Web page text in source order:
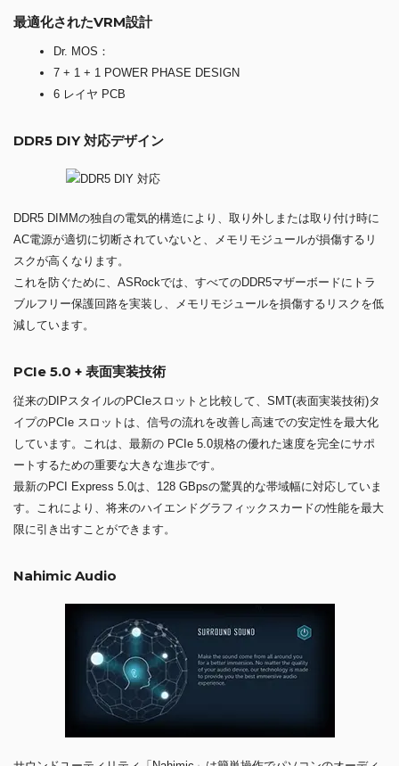
最適化されたVRM設計
Dr. MOS：
7 + 1 + 1 POWER PHASE DESIGN
6 レイヤ PCB
DDR5 DIY 対応デザイン
DDR5 DIMMの独自の電気的構造により、取り外しまたは取り付け時に
AC電源が適切に切断されていないと、メモリモジュールが損傷するリ
スクが高くなります。
これを防ぐために、ASRockでは、すべてのDDR5マザーボードにトラ
ブルフリー保護回路を実装し、メモリモジュールを損傷するリスクを低
減しています。
PCIe 5.0 + 表面実装技術
従来のDIPスタイルのPCIeスロットと比較して、SMT(表面実装技術)タ
イプのPCIe スロットは、信号の流れを改善し高速での安定性を最大化
しています。これは、最新の PCIe 5.0規格の優れた速度を完全にサポ
ートするための重要な大きな進歩です。
最新のPCI Express 5.0は、128 GBpsの驚異的な帯域幅に対応していま
す。これにより、将来のハイエンドグラフィックスカードの性能を最大
限に引き出すことができます。
Nahimic Audio